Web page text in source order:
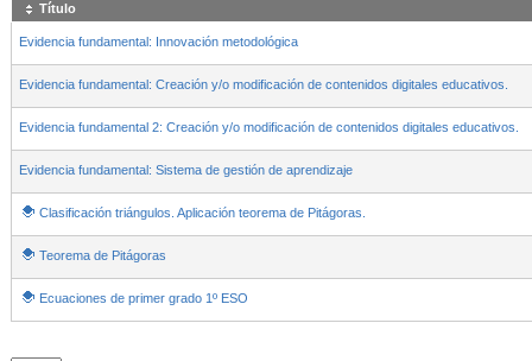
Título
Evidencia fundamental: Innovación metodológica
Evidencia fundamental: Creación y/o modificación de contenidos digitales educativos.
Evidencia fundamental 2: Creación y/o modificación de contenidos digitales educativos.
Evidencia fundamental: Sistema de gestión de aprendizaje
Clasificación triángulos. Aplicación teorema de Pitágoras.
Teorema de Pitágoras
Ecuaciones de primer grado 1º ESO